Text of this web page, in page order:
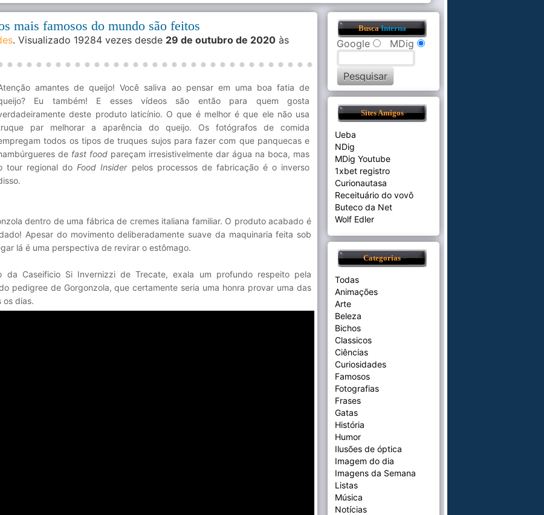
mais famosos do mundo são feitos
. Visualizado 19284 vezes desde 29 de outubro de 2020 às
amantes de queijo! Você saliva ao pensar em uma boa fatia de
Eu também! E esses vídeos são então para quem gosta
deste produto laticínio. O que é melhor é que ele não usa
par melhorar a aparência do queijo. Os fotógrafos de comida
todos os tipos de truques sujos para fazer com que panquecas e
de fast food pareçam irresistivelmente dar água na boca, mas
tour regional doFood Insiderpelos processos de fabricação é o inverso
dentro de uma fábrica de cremes italiana familiar. O produto acabado é
Apesar do movimento deliberadamente suave da maquinaria feita sob
lá é uma perspectiva de revirar o estômago.
da Caseificio Si Invernizzi de Trecate, exala um profundo respeito pela
pedigree de Gorgonzola, que certamente seria uma honra provar uma das
dias.
BuscaInterna
Google MDig
Sites Amigos
Ueba
NDig
MDig Youtube
1xbet registro
Curionautasa
Receituário do vovô
Buteco da Net
Wolf Edler
Categorias
Todas
Animações
Arte
Beleza
Bichos
Classicos
Ciências
Curiosidades
Famosos
Fotografias
Frases
Gatas
História
Humor
Ilusões de óptica
Imagem do dia
Imagens da Semana
Listas
Música
Notícias